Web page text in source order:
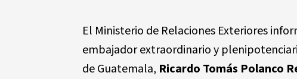
El Ministerio de Relaciones Exteriores
embajador extraordinario y
de Guatemala, Ricardo Tomás Polanco